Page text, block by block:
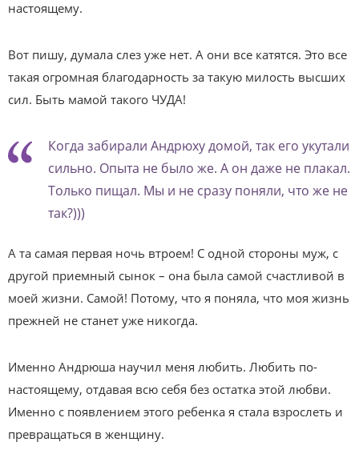
настоящему.
Вот пишу, думала слез уже нет. А они все катятся. Это все
такая огромная благодарность за такую милость высших
сил. Быть мамой такого ЧУДА!
Когда забирали Андрюху домой, так его укутали
сильно. Опыта не было же. А он даже не плакал.
Только пищал. Мы и не сразу поняли, что же не
так?)))
А та самая первая ночь втроем! С одной стороны муж, с
другой приемный сынок – она была самой счастливой в
моей жизни. Самой! Потому, что я поняла, что моя жизнь
прежней не станет уже никогда.
Именно Андрюша научил меня любить. Любить по-
настоящему, отдавая всю себя без остатка этой любви.
Именно с появлением этого ребенка я стала взрослеть и
превращаться в женщину.